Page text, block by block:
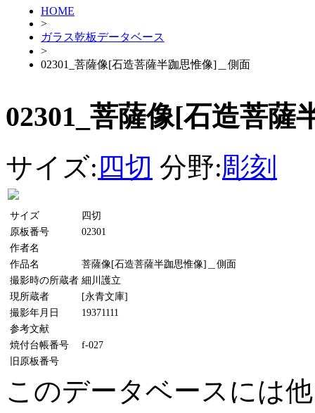
HOME
>
ガラス乾板データベース
>
02301_菩薩像[石造菩薩半跏思惟像]＿側面
02301_菩薩像[石造菩薩
サイズ: 四切 分野:彫刻
サイズ
四切
原板番号
02301
作者名
作品名
菩薩像[石造菩薩半跏思惟像]＿側面
撮影時の所蔵者 細川護立
現所蔵者
[永青文庫]
撮影年月日
19371111
参考文献
焼付台帳番号
f-027
旧原板番号
このデータベースには